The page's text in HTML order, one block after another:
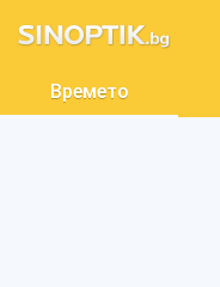
Времето